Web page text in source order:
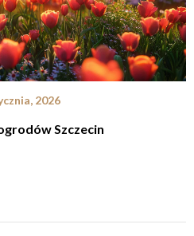
2026
Szczecin